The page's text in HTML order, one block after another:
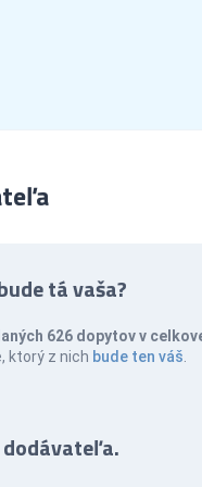
tá vaša?
626 dopytov v
ktorý z nich bude ten váš
dodávateľa.